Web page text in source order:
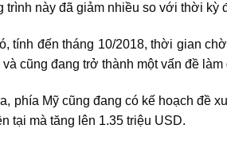
trình này đã giảm nhiều so với thời kỳ
tính đến tháng 10/2018, thời gian
và cũng đang trở thành một vấn đề
phía Mỹ cũng đang có kế hoạch đề
tại mà tăng lên 1.35 triệu USD.